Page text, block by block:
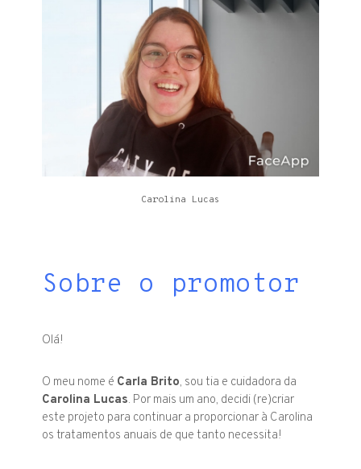
Carolina Lucas
Sobre o promotor
Olá!
O meu nome é Carla Brito, sou tia e cuidadora da
Carolina Lucas. Por mais um ano, decidi (re)criar
este projeto para continuar a proporcionar à Carolina
os tratamentos anuais de que tanto necessita!